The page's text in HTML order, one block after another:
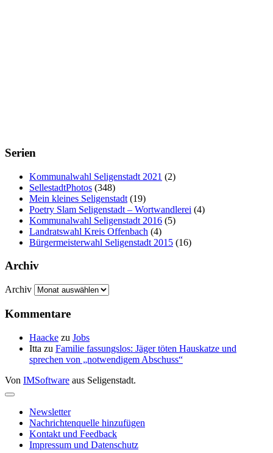
Serien
Kommunalwahl Seligenstadt 2021 (2)
SellestadtPhotos (348)
Mein kleines Seligenstadt (19)
Poetry Slam Seligenstadt – Wortwandlerei (4)
Kommunalwahl Seligenstadt 2016 (5)
Landratswahl Kreis Offenbach (4)
Bürgermeisterwahl Seligenstadt 2015 (16)
Archiv
Archiv
Kommentare
Haacke zu Jobs
Itta zu Familie fassungslos: Jäger töten Hauskatze und
sprechen von „notwendigem Abschuss“
Von IMSoftware aus Seligenstadt.
Newsletter
Nachrichtenquelle hinzufügen
Kontakt und Feedback
Impressum und Datenschutz